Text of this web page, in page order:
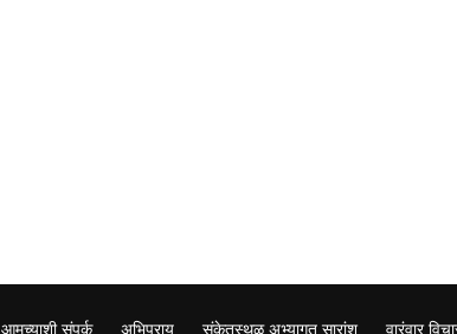
आमच्याशी संपर्क अभिप्राय संकेतस्थळ अभ्यागत सारांश वारंवार